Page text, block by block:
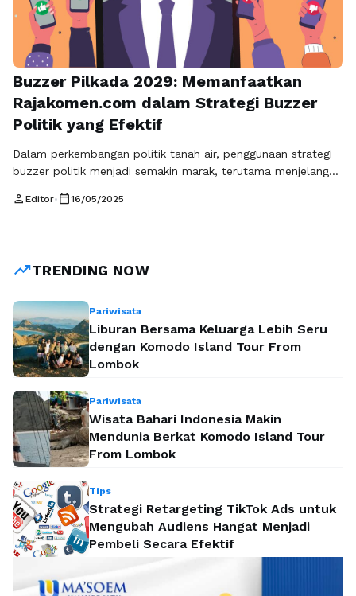
Buzzer Pilkada 2029: Memanfaatkan
Rajakomen.com dalam Strategi Buzzer
Politik yang Efektif
Dalam perkembangan politik tanah air, penggunaan strategi
buzzer politik menjadi semakin marak, terutama menjelang
pemimpin semakin menyadari betapa pentingnya kehadiran
Baca Selengkapnya
person Editor• calendar_today16/05/2025
trending_upTRENDING NOW
Pariwisata
Liburan Bersama Keluarga Lebih Seru
dengan Komodo Island Tour From
Lombok
Pariwisata
Wisata Bahari Indonesia Makin
Mendunia Berkat Komodo Island Tour
From Lombok
Tips
Strategi Retargeting TikTok Ads untuk
Mengubah Audiens Hangat Menjadi
Pembeli Secara Efektif